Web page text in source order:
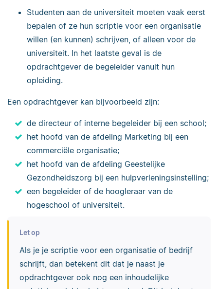
Studenten aan de universiteit moeten vaak eerst
bepalen of ze hun scriptie voor een organisatie
willen (en kunnen) schrijven, of alleen voor de
universiteit. In het laatste geval is de
opdrachtgever de begeleider vanuit hun
opleiding.
Een opdrachtgever kan bijvoorbeeld zijn:
de directeur of interne begeleider bij een school;
het hoofd van de afdeling Marketing bij een
commerciële organisatie;
het hoofd van de afdeling Geestelijke
Gezondheidszorg bij een hulpverleningsinstelling;
een begeleider of de hoogleraar van de
hogeschool of universiteit.
Let op
Als je je scriptie voor een organisatie of bedrijf
schrijft, dan betekent dit dat je naast je
opdrachtgever ook nog een inhoudelijke